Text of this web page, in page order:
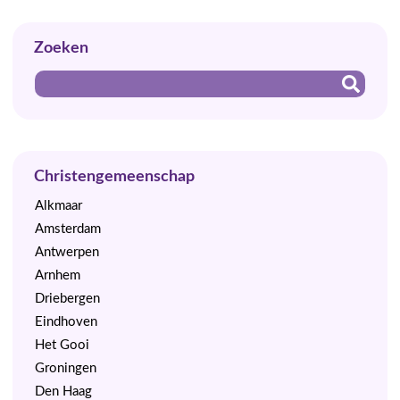
Zoeken
Christengemeenschap
Alkmaar
Amsterdam
Antwerpen
Arnhem
Driebergen
Eindhoven
Het Gooi
Groningen
Den Haag